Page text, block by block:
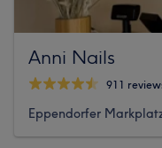
Anni Nails
911
Eppendorfer